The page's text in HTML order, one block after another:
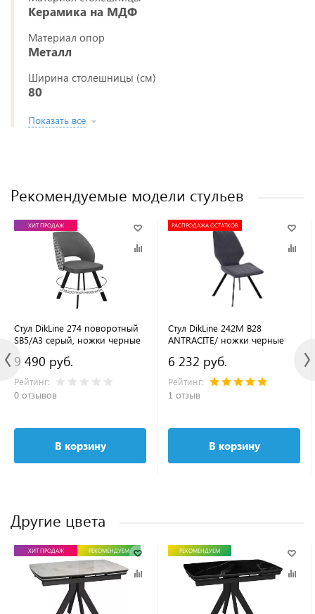
Керамика на МДФ
Материал опор
Металл
Ширина столешницы (см)
80
Показать все
Рекомендуемые модели стульев
ХИТ ПРОДАЖ
Стул DikLine 274 поворотный
SB5/A3 серый, ножки черные
9 490 руб.
Рейтинг:
0 отзывов
В корзину
РАСПРОДАЖА ОСТАТКОВ
Стул DikLine 242M B28
ANTRACITE/ ножки черные
6 232 руб.
Рейтинг:
1 отзыв
В корзину
Другие цвета
ХИТ ПРОДАЖ РЕКОМЕНДУЕМ РЕКОМЕНДУЕМ